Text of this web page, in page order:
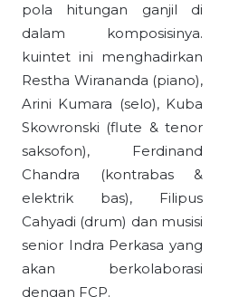
pola hitungan ganjil di
dalam komposisinya.
kuintet ini menghadirkan
Restha Wirananda (piano),
Arini Kumara (selo), Kuba
Skowronski (flute & tenor
saksofon), Ferdinand
Chandra (kontrabas &
elektrik bas), Filipus
Cahyadi (drum) dan musisi
senior Indra Perkasa yang
akan berkolaborasi
dengan FCP.